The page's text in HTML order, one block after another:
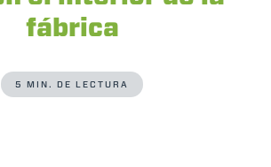
fábrica
5 MIN. DE LECTURA